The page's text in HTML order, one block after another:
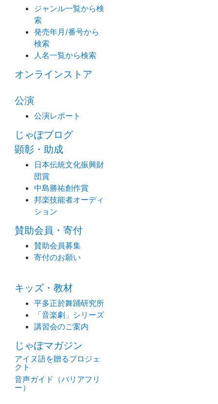
ジャンル一覧から検
索
発売年月/番号から
検索
人名一覧から検索
オンラインストア
公演
公演レポート
じゃぽブログ
顕彰・助成
日本伝統文化振興財
団賞
中島勝祐創作賞
邦楽技能者オーディ
ション
賛助会員・寄付
賛助会員募集
寄付のお願い
キッズ・教材
平多正於舞踊研究所
「音楽劇」シリーズ
講習会のご案内
じゃぽマガジン
アイヌ語を贈るプロジェ
クト
音声ガイド（バリアフリ
ー）